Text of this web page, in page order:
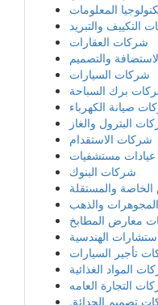
المعلومات
التكييف والتبريد
شركات العقارات
والتصميم
شركات السيارات
برك السباحة
صيانة الكهرباء
البترول والغاز
شركات الاستقدام
مستشفيات
شركات البنوك
والمستقلة
والذهب
معارض المطابخ
الهندسية
تأجير السيارات
المواد الغذائية
التجارة العامه
تصميم الحدائق